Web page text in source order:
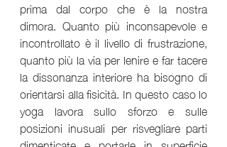
prima dal corpo che è la nostra
dimora. Quanto più inconsapevole e
incontrollato è il livello di frustrazione,
quanto più la via per lenire e far tacere
la dissonanza interiore ha bisogno di
orientarsi alla fisicità. In questo caso lo
yoga lavora sullo sforzo e sulle
posizioni inusuali per risvegliare parti